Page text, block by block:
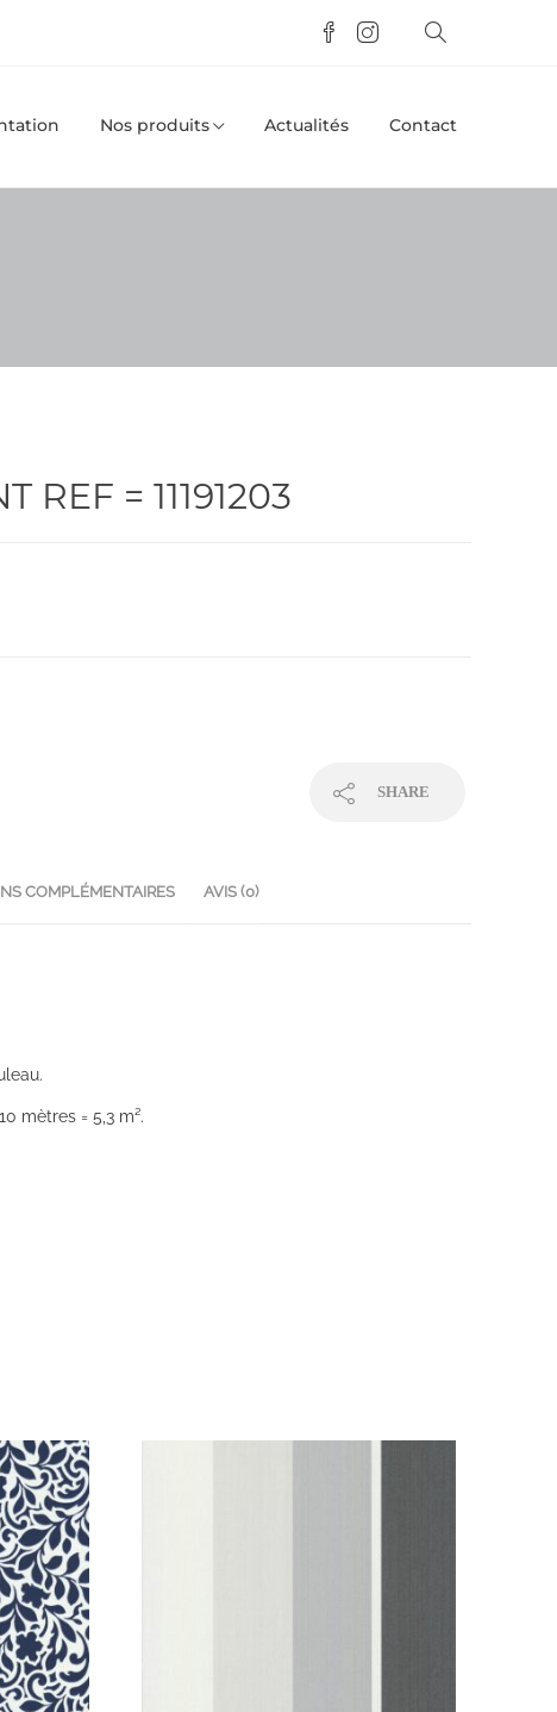
Nos produits Actualités Contact
REF = 11191203
SHARE
COMPLÉMENTAIRES AVIS (0)
mètres = 5,3 m².